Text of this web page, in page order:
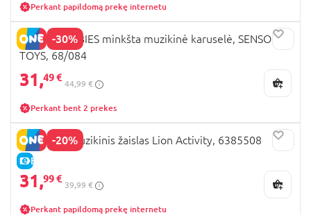
Perkant papildomą prekę internetu
-30%
CANPOL BABIES minkšta muzikinė karuselė, SENSORY
TOYS, 68/084
31,49 €
44,99 €
Perkant bent 2 prekes
-20%
E-KAINA
PLAYGRO muzikinis žaislas Lion Activity, 6385508
31,99 €
39,99 €
Perkant papildomą prekę internetu